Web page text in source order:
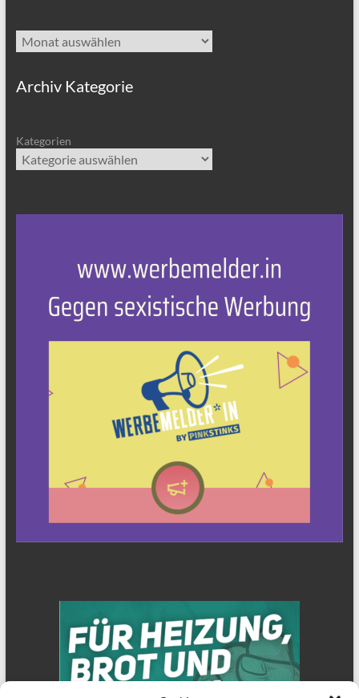
Archiv
Archiv Kategorie
Kategorien